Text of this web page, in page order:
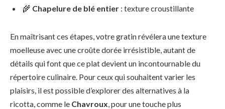
🌾 Chapelure de blé entier : texture croustillante
En maîtrisant ces étapes, votre gratin révélera une texture
moelleuse avec une croûte dorée irrésistible, autant de
détails qui font que ce plat devient un incontournable du
répertoire culinaire. Pour ceux qui souhaitent varier les
plaisirs, il est possible d’explorer des alternatives à la
ricotta, comme le Chavroux, pour une touche plus